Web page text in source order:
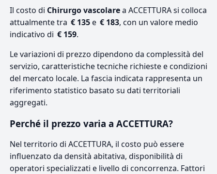
Il costo di Chirurgo vascolarea ACCETTURA si colloca
attualmente tra € 135e € 183, con un valore medio
indicativo di € 159.
Le variazioni di prezzo dipendono da complessità del
servizio, caratteristiche tecniche richieste e condizioni
del mercato locale. La fascia indicata rappresenta un
riferimento statistico basato su dati territoriali
aggregati.
Perché il prezzo varia a ACCETTURA?
Nel territorio di ACCETTURA, il costo può essere
influenzato da densità abitativa, disponibilità di
operatori specializzati e livello di concorrenza. Fattori